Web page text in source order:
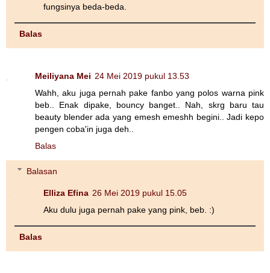
fungsinya beda-beda.
Balas
Meiliyana Mei 24 Mei 2019 pukul 13.53
Wahh, aku juga pernah pake fanbo yang polos warna pink
beb.. Enak dipake, bouncy banget.. Nah, skrg baru tau
beauty blender ada yang emesh emeshh begini.. Jadi kepo
pengen coba'in juga deh..
Balas
Balasan
Elliza Efina 26 Mei 2019 pukul 15.05
Aku dulu juga pernah pake yang pink, beb. :)
Balas